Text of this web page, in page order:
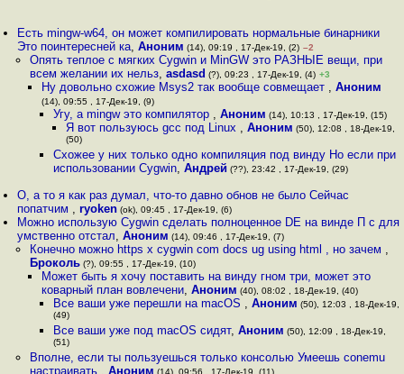
Есть mingw-w64, он может компилировать нормальные бинарники
Это поинтересней ка,Аноним (14), 09:19 , 17-Дек-19, (2) –2
Опять теплое с мягких Cygwin и MinGW это РАЗНЫЕ вещи, при
всем желании их нельз, asdasd (?), 09:23 , 17-Дек-19, (4) +3
Ну довольно схожие Msys2 так вообще совмещает , Аноним
(14), 09:55 , 17-Дек-19, (9)
Угу, а mingw это компилятор ,Аноним (14), 10:13 , 17-Дек-19, (15)
Я вот пользуюсь gcc под Linux , Аноним (50), 12:08 , 18-Дек-19,
(50)
Схожее у них только одно компиляция под винду Но если при
использовании Cygwin,Андрей (??), 23:42 , 17-Дек-19, (29)
О, а то я как раз думал, что-то давно обнов не было Сейчас
попатчим ,ryoken (ok), 09:45 , 17-Дек-19, (6)
Можно использую Cygwin сделать полноценное DE на винде П с для
умственно отстал,Аноним (14), 09:46 , 17-Дек-19, (7)
Конечно можно https x cygwin com docs ug using html , но зачем ,
Броколь(?), 09:55 , 17-Дек-19, (10)
Может быть я хочу поставить на винду гном три, может это
коварный план вовлечени, Аноним (40), 08:02 , 18-Дек-19, (40)
Все ваши уже перешли на macOS ,Аноним (50), 12:03 , 18-Дек-19,
(49)
Все ваши уже под macOS сидят,Аноним (50), 12:09 , 18-Дек-19,
(51)
Вполне, если ты пользуешься только консолью Умеешь conemu
настраивать , Аноним (14), 09:56 , 17-Дек-19, (11)